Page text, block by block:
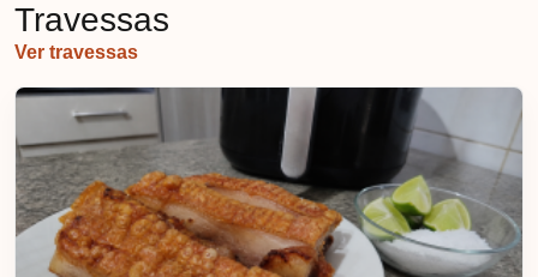
Travessas
Ver travessas